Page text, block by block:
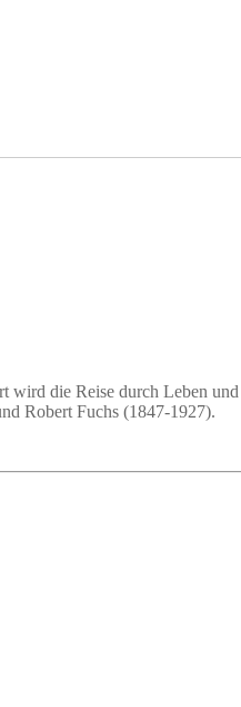
die Reise durch Leben
Robert Fuchs (1847-1927).